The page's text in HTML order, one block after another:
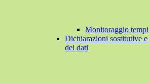
Monitoraggio
Dichiarazioni sostitutive
dei dati